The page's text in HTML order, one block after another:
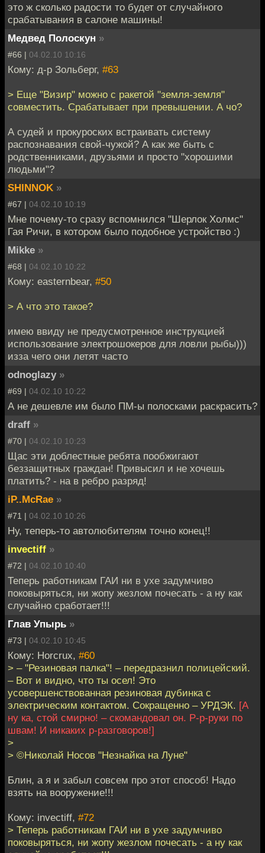
это ж сколько радости то будет от случайного
срабатывания в салоне машины!
Медвед Полоскун »
#66 | 04.02.10 10:16
Кому: д-р Зольберг, #63
> Еще "Визир" можно с ракетой "земля-земля"
совместить. Срабатывает при превышении. А чо?
А судей и прокуроских встраивать систему
распознавания свой-чужой? А как же быть с
родственниками, друзьями и просто "хорошими
людьми"?
SHINNOK »
#67 | 04.02.10 10:19
Мне почему-то сразу вспомнился "Шерлок Холмс"
Гая Ричи, в котором было подобное устройство :)
Mikke »
#68 | 04.02.10 10:22
Кому: easternbear, #50
> А что это такое?
имею ввиду не предусмотренное инструкцией
использование электрошокеров для ловли рыбы)))
изза чего они летят часто
odnoglazy »
#69 | 04.02.10 10:22
А не дешевле им было ПМ-ы полосками раскрасить?
draff »
#70 | 04.02.10 10:23
Щас эти доблестные ребята пообжигают
беззащитных граждан! Привысил и не хочешь
платить? - на в ребро разряд!
iP..McRae »
#71 | 04.02.10 10:26
Ну, теперь-то автолюбителям точно конец!!
invectiff »
#72 | 04.02.10 10:40
Теперь работникам ГАИ ни в ухе задумчиво
поковыряться, ни жопу жезлом почесать - а ну как
случайно сработает!!!
Глав Упырь »
#73 | 04.02.10 10:45
Кому: Horcrux, #60
> – "Резиновая палка"! – передразнил полицейский.
– Вот и видно, что ты осел! Это
усовершенствованная резиновая дубинка с
электрическим контактом. Сокращенно – УРДЭК. [А
ну ка, стой смирно! – скомандовал он. Р-р-руки по
швам! И никаких р-разговоров!]
>
> ©Николай Носов "Незнайка на Луне"
Блин, а я и забыл совсем про этот способ! Надо
взять на вооружение!!!
Кому: invectiff, #72
> Теперь работникам ГАИ ни в ухе задумчиво
поковыряться, ни жопу жезлом почесать - а ну как